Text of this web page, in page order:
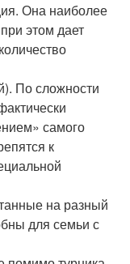
Она наиболее
этом дает
По сложности
самого
к
на разный
для семьи с